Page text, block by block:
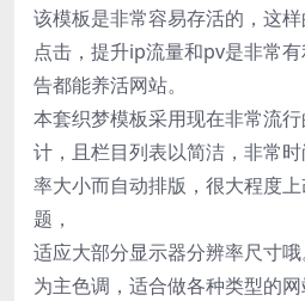
该模板是非常容易存活的，这
点击，提升ip流量和pv是非常
告都能养活网站。
本套织梦模板采用现在非常流
计，且栏目列表以简洁，非常
率大小而自动排版，很大程度
题，
适应大部分显示器分辨率尺寸
为主色调，适合做各种类型的网